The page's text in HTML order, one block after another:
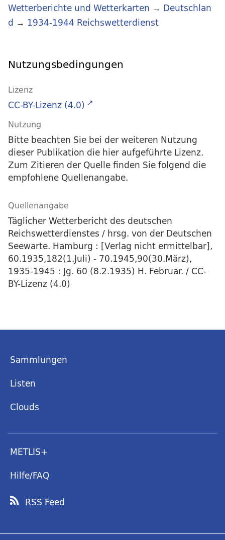
Wetterberichte und Wetterkarten → Deutschlan
d → 1934-1944 Reichswetterdienst
Nutzungsbedingungen
Lizenz
CC-BY-Lizenz (4.0)
Nutzung
Bitte beachten Sie bei der weiteren Nutzung
dieser Publikation die hier aufgeführte Lizenz.
Zum Zitieren der Quelle finden Sie folgend die
empfohlene Quellenangabe.
Quellenangabe
Täglicher Wetterbericht des deutschen
Reichswetterdienstes / hrsg. von der Deutschen
Seewarte. Hamburg : [Verlag nicht ermittelbar],
60.1935,182(1.Juli) - 70.1945,90(30.März),
1935-1945 : Jg. 60 (8.2.1935) H. Februar. / CC-
BY-Lizenz (4.0)
Sammlungen
Listen
Clouds
METLIS+
Hilfe/FAQ
RSS Feed